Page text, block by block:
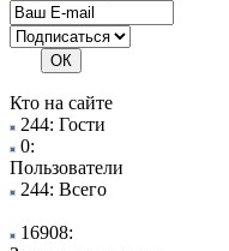
Кто на сайте
244: Гости
0:
Пользователи
244: Всего
16908: